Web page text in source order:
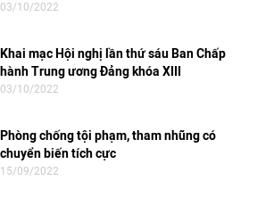
03/10/2022
Khai mạc Hội nghị lần thứ sáu Ban Chấp
hành Trung ương Đảng khóa XIII
03/10/2022
Phòng chống tội phạm, tham nhũng có
chuyển biến tích cực
15/09/2022